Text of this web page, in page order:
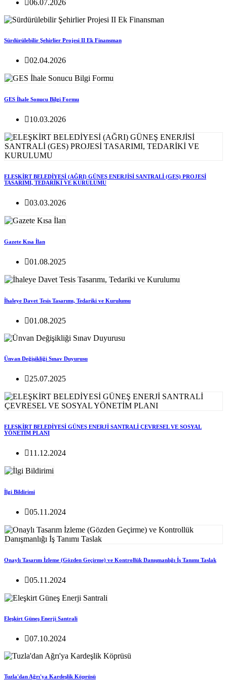
06.07.2026
Sürdürülebilir Şehirlier Projesi II Ek Finansman
02.04.2026
GES İhale Sonucu Bilgi Formu
10.03.2026
ELEŞKİRT BELEDİYESİ (AĞRI) GÜNEŞ ENERJİSİ SANTRALİ (GES) PROJESİ
TASARIMI, TEDARİKİ VE KURULUMU
03.03.2026
Gazete Kısa İlan
01.08.2025
İhaleye Davet Tesis Tasarımı, Tedariki ve Kurulumu
01.08.2025
Ünvan Değişikliği Sınav Duyurusu
25.07.2025
ELEŞKİRT BELEDİYESİ GÜNEŞ ENERJİ SANTRALİ ÇEVRESEL VE SOSYAL
YÖNETİM PLANI
11.12.2024
İlgi Bildirimi
05.11.2024
Onaylı Tasarım İzleme (Gözden Geçirme) ve Kontrollük Danışmanlığı İş Tanımı Taslak
05.11.2024
Eleşkirt Güneş Enerji Santrali
07.10.2024
Tuzla'dan Ağrı'ya Kardeşlik Köprüsü